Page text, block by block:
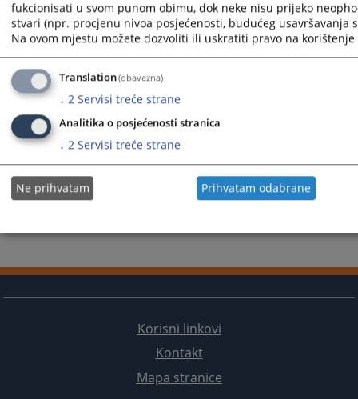
Prikazana vijest je na: Bosanski jezik
402PREGLEDA
Korisni linkovi
Kontakt
Mapa stranice
fukcionisati u svom punom obimu, dok neke nisu prijeko
stvari (npr. procjenu nivoa posjećenosti, budućeg usavršavanja
Na ovom mjestu možete dozvoliti ili uskratiti pravo na
Translation(obavezna)
↓ 2 Servisi treće strane
Analitika o posjećenosti stranica
↓ 2 Servisi treće strane
Ne prihvatam Prihvatam odabrane